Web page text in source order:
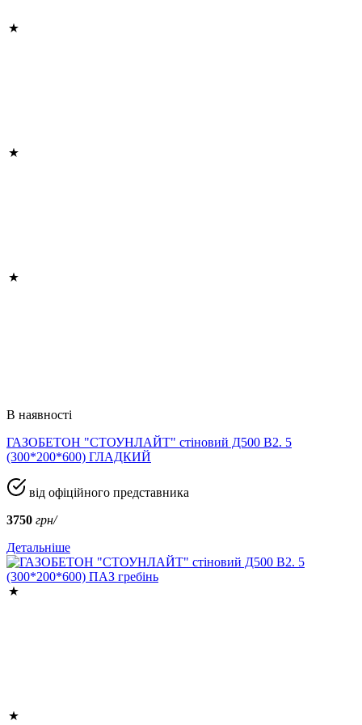
В наявності
ГАЗОБЕТОН "СТОУНЛАЙТ" стіновий Д500 В2. 5
(300*200*600) ГЛАДКИЙ
від офіційного представника
3750 грн/
Детальніше